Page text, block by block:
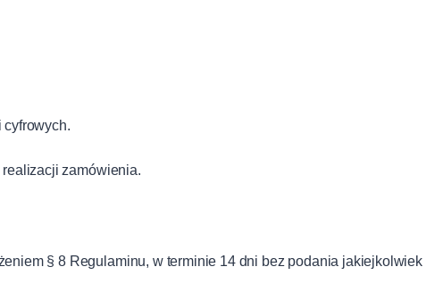
cyfrowych.
zamówienia.
§ 8 Regulaminu, w terminie 14 dni bez podania jakiejkolwiek